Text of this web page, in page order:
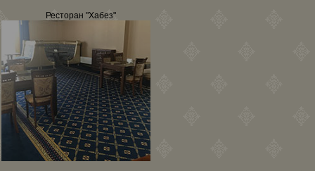
Ресторан "Хабез"